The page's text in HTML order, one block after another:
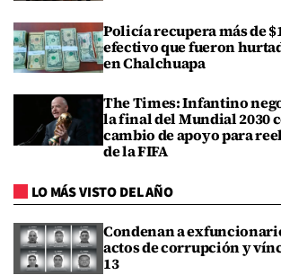
Policía recupera más de
efectivo que fueron
en Chalchuapa
The Times: Infantino
la final del Mundial 2030
cambio de apoyo para
de la FIFA
LO MÁS VISTO DEL AÑO
Condenan a
actos de corrupción y
13